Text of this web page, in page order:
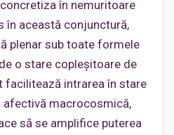
în nemuritoare
în această conjunctură,
plenar sub toate formele
o stare copleşitoare de
facilitează intrarea în stare
afectivă macrocosmică,
să se amplifice puterea